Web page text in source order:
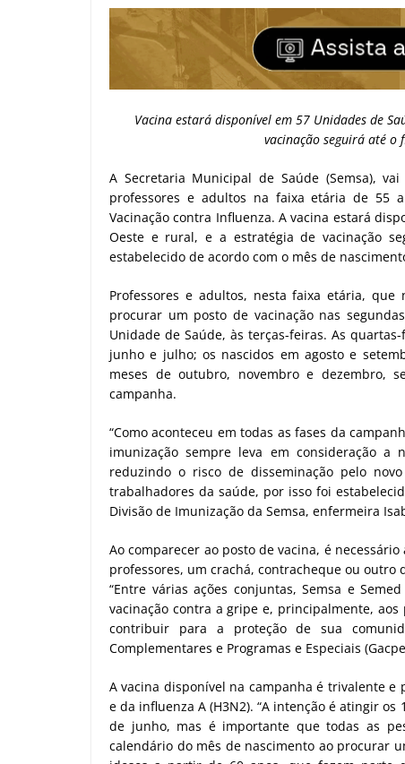
Vacina estará disponível em 57 Unidades de
vacinação seguirá até o
A Secretaria Municipal de Saúde (Semsa),
professores e adultos na faixa etária de 55
Vacinação contra Influenza. A vacina estará
Oeste e rural, e a estratégia de vacinação
estabelecido de acordo com o mês de
Professores e adultos, nesta faixa etária,
procurar um posto de vacinação nas
Unidade de Saúde, às terças-feiras. As
junho e julho; os nascidos em agosto e
meses de outubro, novembro e dezembro,
campanha.
“Como aconteceu em todas as fases da
imunização sempre leva em consideração a
reduzindo o risco de disseminação pelo
trabalhadores da saúde, por isso foi
Divisão de Imunização da Semsa, enfermeira
Ao comparecer ao posto de vacina, é
professores, um crachá, contracheque ou
“Entre várias ações conjuntas, Semsa e
vacinação contra a gripe e, principalmente,
contribuir para a proteção de sua
Complementares e Programas e Especiais
A vacina disponível na campanha é trivalente e
e da influenza A (H3N2). “A intenção é atingir
de junho, mas é importante que todas as
calendário do mês de nascimento ao procurar